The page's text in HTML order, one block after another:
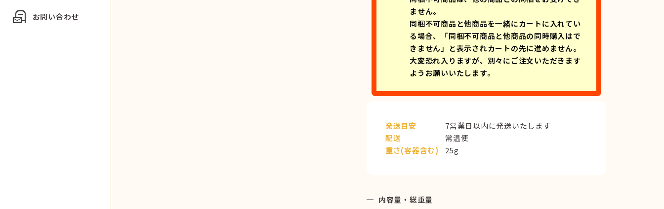
local_post_office お問い合わせ
ません。
同梱不可商品と他商品を一緒にカートに入れてい
る場合、「同梱不可商品と他商品の同時購入はで
きません」と表示されカートの先に進めません。
大変恐れ入りますが、別々にご注文いただきます
ようお願いいたします。
発送目安
7営業日以内に発送いたします
配送
常温便
重さ(容器含む)
25g
内容量・総重量